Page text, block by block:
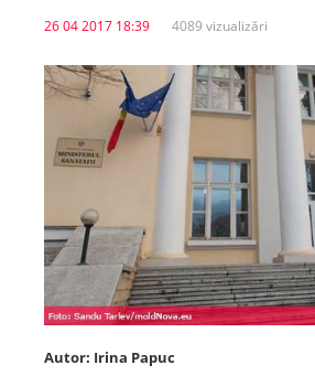
Centrul PAS
Școala E-Sănătate
26 04 2017 18:39 4089 vizualizări
Autor: Irina Papuc